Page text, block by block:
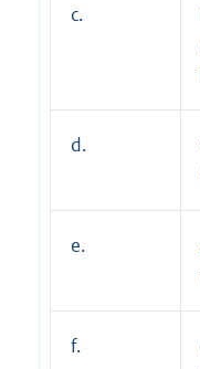
c.
d.
e.
f.